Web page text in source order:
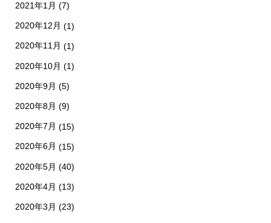
2021年1月 (7)
2020年12月 (1)
2020年11月 (1)
2020年10月 (1)
2020年9月 (5)
2020年8月 (9)
2020年7月 (15)
2020年6月 (15)
2020年5月 (40)
2020年4月 (13)
2020年3月 (23)